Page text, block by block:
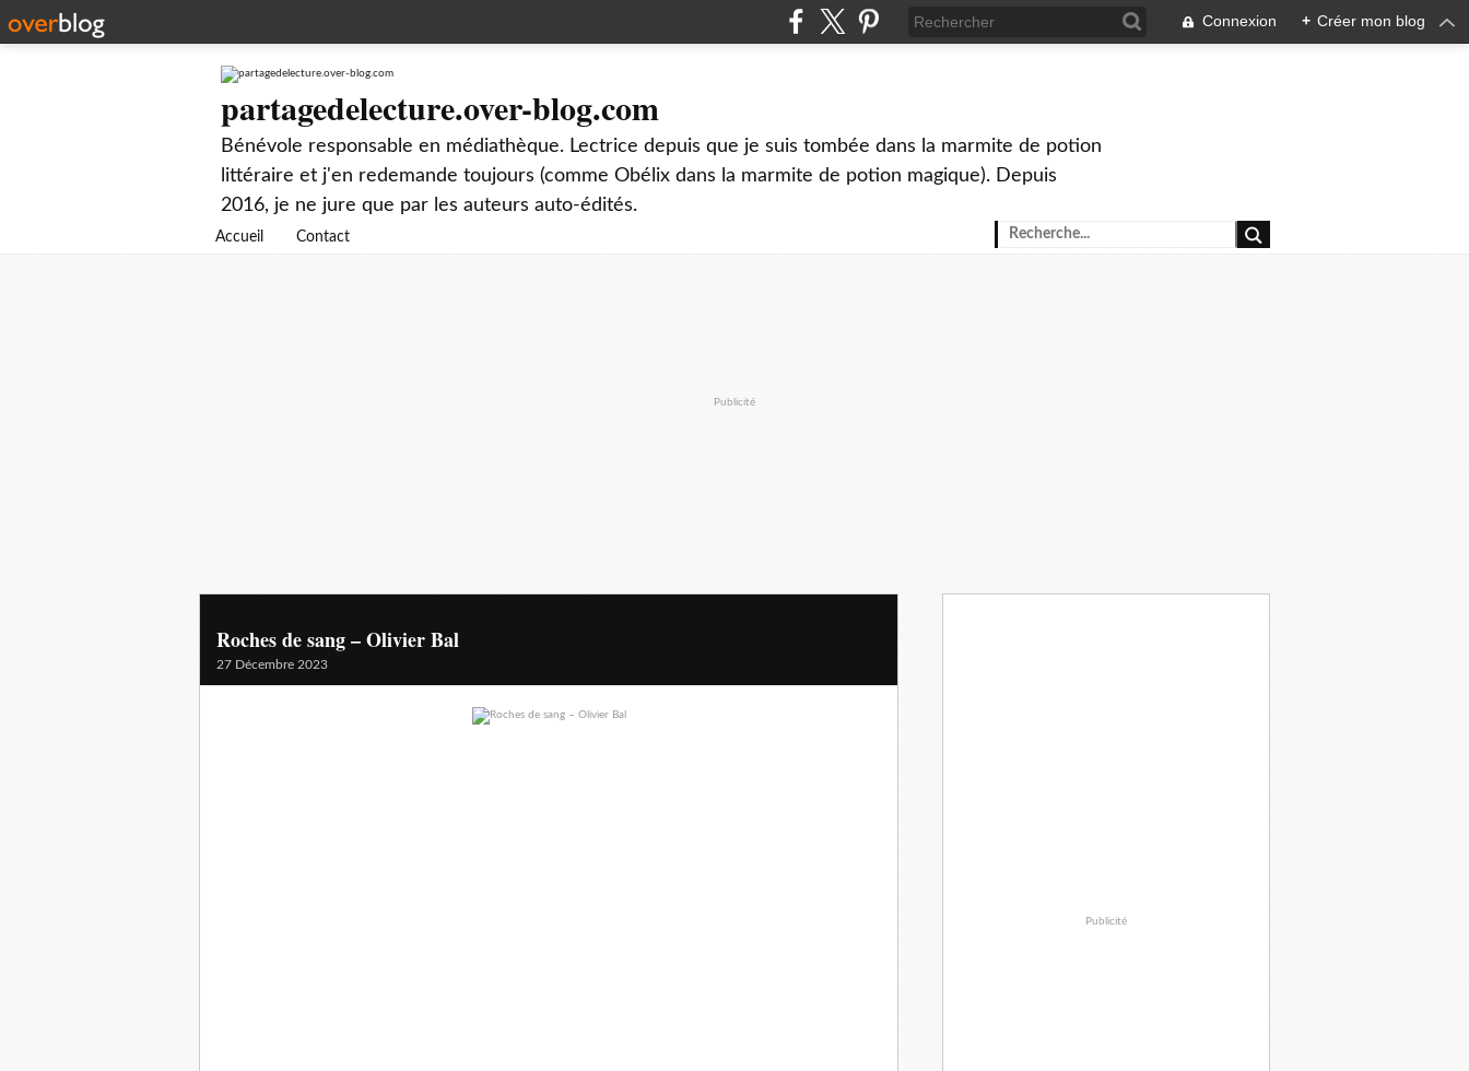
Connexion + Créer mon blog
partagedelecture.over-blog.com
Bénévole responsable en médiathèque. Lectrice depuis que je suis tombée dans la marmite de potion
littéraire et j'en redemande toujours (comme Obélix dans la marmite de potion magique). Depuis
2016, je ne jure que par les auteurs auto-édités.
Accueil Contact
Publicité
Roches de sang – Olivier Bal
27 Décembre 2023
Publicité